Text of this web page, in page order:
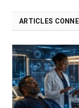
ARTICLES